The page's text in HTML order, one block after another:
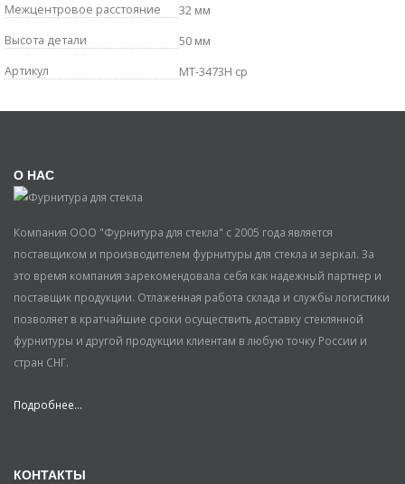
Межцентровое расстояние
32 мм
Высота детали
50 мм
Артикул
MT-3473H cp
О НАС
Компания ООО "Фурнитура для стекла" с 2005 года является
поставщиком и производителем фурнитуры для стекла и зеркал. За
это время компания зарекомендовала себя как надежный партнер и
поставщик продукции. Отлаженная работа склада и службы логистики
позволяет в кратчайшие сроки осуществить доставку стеклянной
фурнитуры и другой продукции клиентам в любую точку России и
стран СНГ.
Подробнее...
КОНТАКТЫ